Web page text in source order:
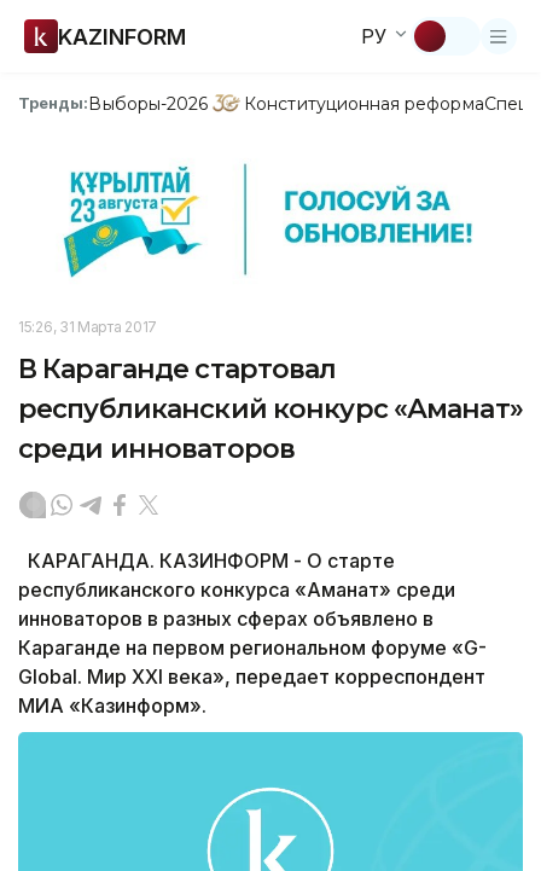
KAZINFORM РУ
Тренды:Выборы-2026 Конституционная реформа
15:26, 31 Марта 2017
В Караганде стартовал
республиканский конкурс «Аманат»
среди инноваторов
КАРАГАНДА. КАЗИНФОРМ - О старте
республиканского конкурса «Аманат» среди
инноваторов в разных сферах объявлено в
Караганде на первом региональном форуме «G-
Global. Мир XXI века», передает корреспондент
МИА «Казинформ».